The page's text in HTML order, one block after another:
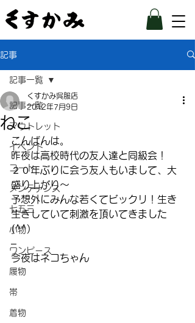
記事
記事一覧
アウトレット
イベント
コート
メンテナンス
七五三
小物
ワンピース
履物
帯
着物
記事一覧
ねこ
くすかみ呉服店
2012年7月9日
こんばんは。
昨夜は高校時代の友人達と同級会！
２０年ぶりに会う友人もいまして、大
盛り上がり～
予想外にみんな若くてビックリ！生き
生きしていて刺激を頂いてきました
(^^)
–
今夜はネコちゃん